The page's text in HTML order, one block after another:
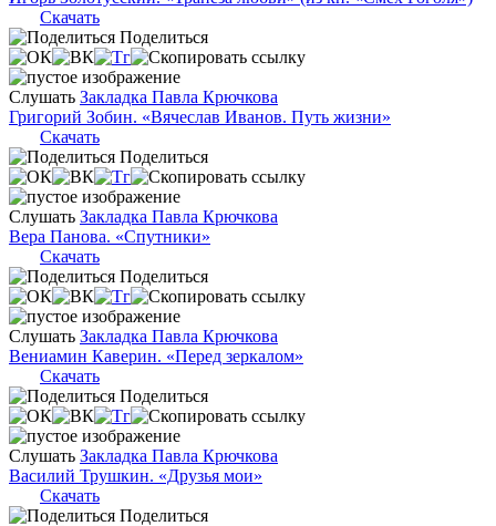
Скачать
Поделиться
Слушать Закладка Павла Крючкова
Григорий Зобин. «Вячеслав Иванов. Путь жизни»
Скачать
Поделиться
Слушать Закладка Павла Крючкова
Вера Панова. «Спутники»
Скачать
Поделиться
Слушать Закладка Павла Крючкова
Вениамин Каверин. «Перед зеркалом»
Скачать
Поделиться
Слушать Закладка Павла Крючкова
Василий Трушкин. «Друзья мои»
Скачать
Поделиться